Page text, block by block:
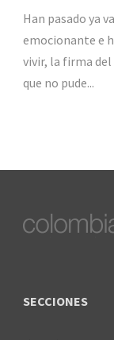
Han pasado ya
emocionante e
vivir, la firma
que no pude...
SECCIONES